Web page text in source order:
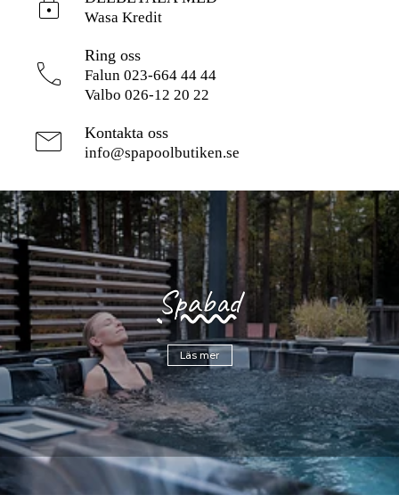
Wasa Kredit
phone Ring oss
Falun 023-664 44 44
Valbo 026-12 20 22
mail Kontakta oss
info@spapoolbutiken.se
Spabad
Läs mer